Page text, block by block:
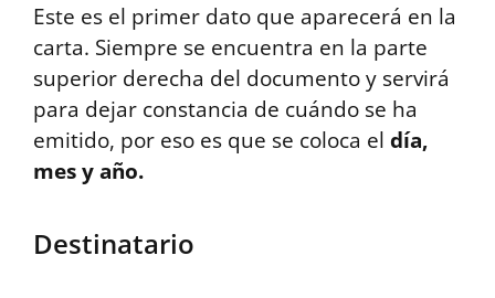
Este es el primer dato que aparecerá en la
carta. Siempre se encuentra en la parte
superior derecha del documento y servirá
para dejar constancia de cuándo se ha
emitido, por eso es que se coloca el día,
mes y año.
Destinatario